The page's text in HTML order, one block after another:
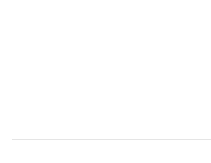
другие функции